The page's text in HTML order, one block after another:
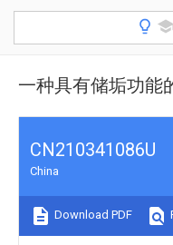
一种具有储垢功能
CN210341086U
China
Download PDF